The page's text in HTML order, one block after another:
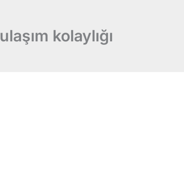
ulaşım kolaylığı